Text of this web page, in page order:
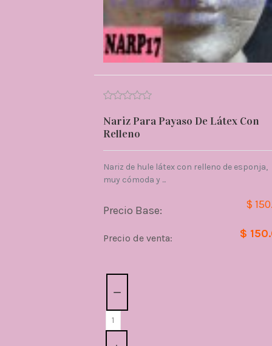
Nariz Para Payaso De Látex Con
Relleno
Nariz de hule látex con relleno de esponja,
muy cómoda y ...
Precio Base: $
Precio de venta: $